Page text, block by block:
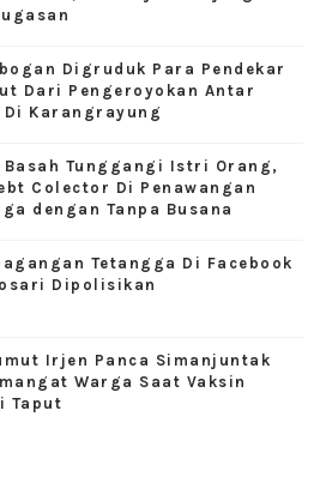
Digruduk Para Pendekar
Dari Pengeroyokan Antar
Karangrayung
Basah Tunggangi Istri Orang,
Colector Di Penawangan
dengan Tanpa Busana
Tetangga Di Facebook
Dipolisikan
Irjen Panca Simanjuntak
Warga Saat Vaksin
Taput